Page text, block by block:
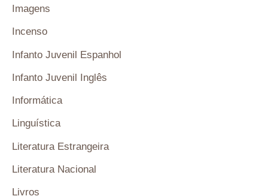
Imagens
Incenso
Infanto Juvenil Espanhol
Infanto Juvenil Inglês
Informática
Linguística
Literatura Estrangeira
Literatura Nacional
Livros